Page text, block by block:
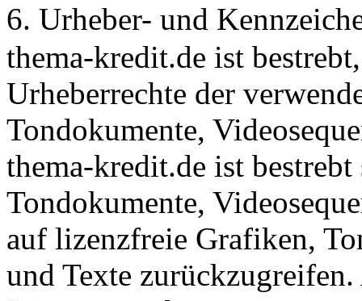
6. Urheber- und
thema-kredit.de ist
Urheberrechte der
Tondokumente,
thema-kredit.de ist
Tondokumente,
auf lizenzfreie Grafiken,
und Texte